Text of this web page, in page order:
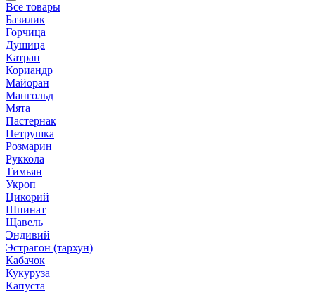
Все товары
Базилик
Горчица
Душица
Катран
Кориандр
Майоран
Мангольд
Мята
Пастернак
Петрушка
Розмарин
Руккола
Тимьян
Укроп
Цикорий
Шпинат
Щавель
Эндивий
Эстрагон (тархун)
Кабачок
Кукуруза
Капуста